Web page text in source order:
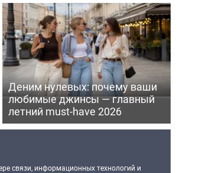
Деним нулевых: почему ваши
любимые джинсы — главный
летний must-have 2026
связи, информационных технологий и